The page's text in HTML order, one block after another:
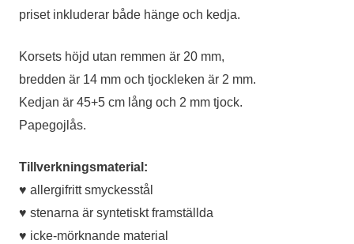
priset inkluderar både hänge och kedja.
Korsets höjd utan remmen är 20 mm,
bredden är 14 mm och tjockleken är 2 mm.
Kedjan är 45+5 cm lång och 2 mm tjock.
Papegojlås.
Tillverkningsmaterial:
♥ allergifritt smyckesstål
♥ stenarna är syntetiskt framställda
♥ icke-mörknande material